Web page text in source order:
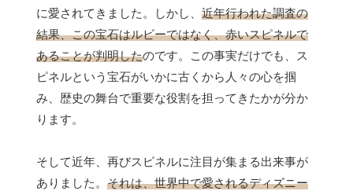
に愛されてきました。しかし、 近年行われた調査の
結果、この宝石はルビーではなく、赤いスピネルで
あることが判明したのです。この事実だけでも、ス
ピネルという宝石がいかに古くから人々の心を掴
み、歴史の舞台で重要な役割を担ってきたかが分か
ります。
そして近年、再びスピネルに注目が集まる出来事が
ありました。 それは、世界中で愛されるディズニー